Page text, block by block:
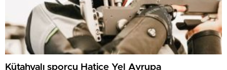
Kütahyalı sporcu Hatice Yel Avrupa